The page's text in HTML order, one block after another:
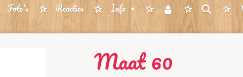
Foto's Reacties Info
Maat 60